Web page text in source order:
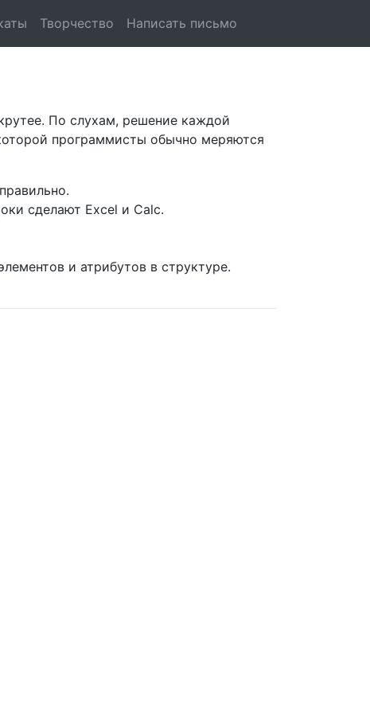
Творчество Написать письмо
По слухам, решение каждой
программисты обычно меряются
сделают Excel и Calc.
и атрибутов в структуре.